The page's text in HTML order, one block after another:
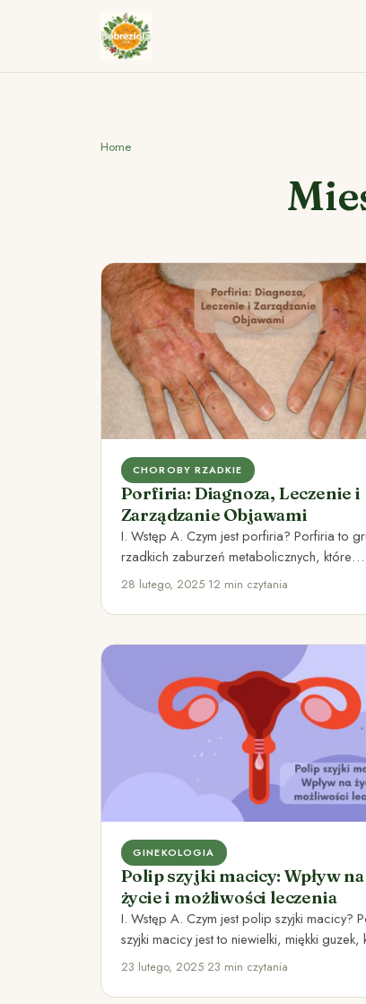
Home
CHOROBY RZADKIE
Porfiria: Diagnoza, Leczenie i
Zarządzanie Objawami
I. Wstęp A. Czym jest porfiria? Porfiria to
rzadkich zaburzeń metabolicznych, które
charakteryzują się gromadzeniem się
28 lutego, 2025•12 min czytania
GINEKOLOGIA
Polip szyjki macicy: Wpływ na
życie i możliwości leczenia
I. Wstęp A. Czym jest polip szyjki macicy?
szyjki macicy jest to niewielki, miękki guzek,
rośnie…
23 lutego, 2025•23 min czytania